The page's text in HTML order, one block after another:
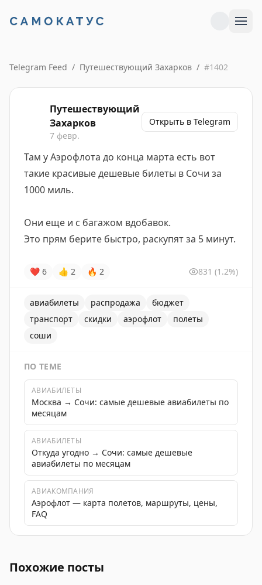
Telegram Feed / Путешествующий Захарков / #1402
Путешествующий
Захарков
7 февр.
Открыть в Telegram
Там у Аэрофлота до конца марта есть вот
такие красивые дешевые билеты в Сочи за
1000 миль.
Они еще и с багажом вдобавок.
Это прям берите быстро, раскупят за 5 минут.
❤ 6 👍 2 🔥 2 831 (1.2%)
авиабилеты распродажа
бюджет
транспорт
скидки аэрофлот
полеты
соши
ПО ТЕМЕ
АВИАБИЛЕТЫ
Москва → Сочи: самые дешевые авиабилеты по
месяцам
АВИАБИЛЕТЫ
Откуда угодно → Сочи: самые дешевые
авиабилеты по месяцам
АВИАКОМПАНИЯ
Аэрофлот — карта полетов, маршруты, цены,
FAQ
Похожие посты